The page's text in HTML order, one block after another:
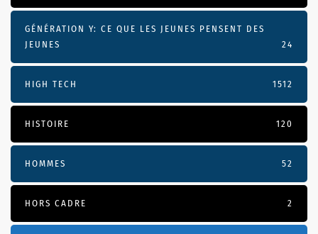
GÉNÉRATION Y: CE QUE LES JEUNES PENSENT DES
JEUNES
24
HIGH TECH 1512
HISTOIRE 120
HOMMES 52
HORS CADRE 2